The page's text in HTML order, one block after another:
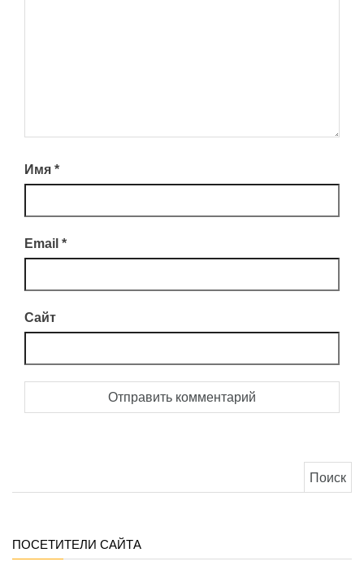
Имя *
Email *
Сайт
ПОСЕТИТЕЛИ САЙТА